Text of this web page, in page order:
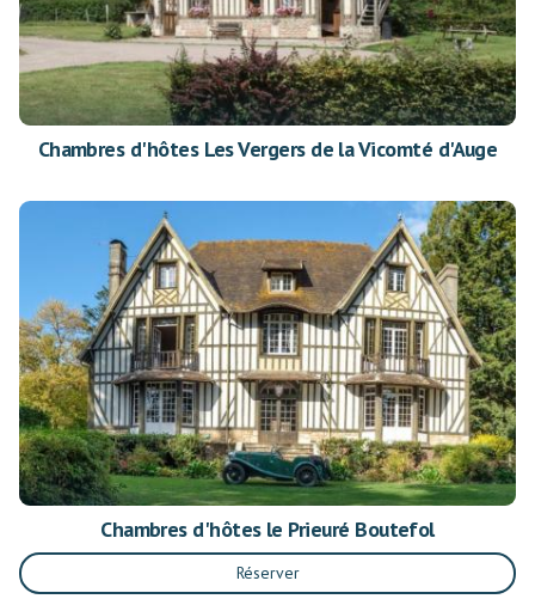
Chambres d'hôtes Les Vergers de la Vicomté d'Auge
Chambres d'hôtes le Prieuré Boutefol
Réserver